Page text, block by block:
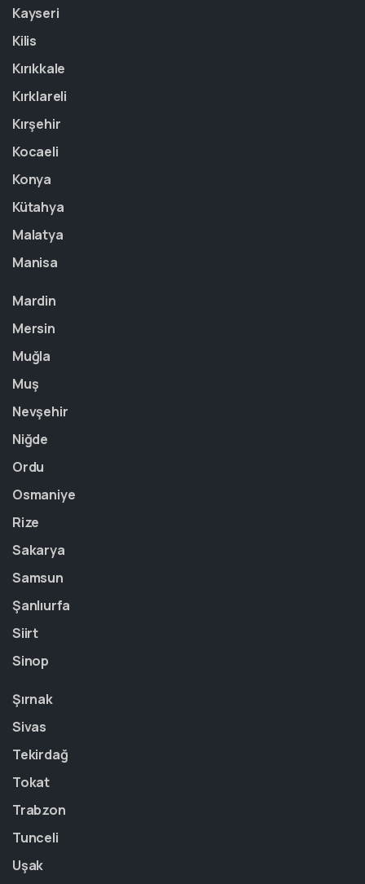
Kayseri
Kilis
Kırıkkale
Kırklareli
Kırşehir
Kocaeli
Konya
Kütahya
Malatya
Manisa
Mardin
Mersin
Muğla
Muş
Nevşehir
Niğde
Ordu
Osmaniye
Rize
Sakarya
Samsun
Şanlıurfa
Siirt
Sinop
Şırnak
Sivas
Tekirdağ
Tokat
Trabzon
Tunceli
Uşak